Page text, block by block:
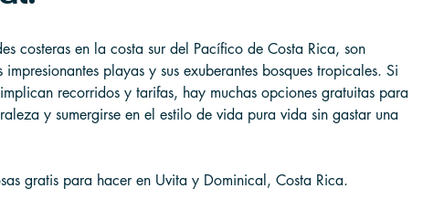
costeras en la costa sur del Pacífico de Costa Rica, son
playas y sus exuberantes bosques tropicales. Si
recorridos y tarifas, hay muchas opciones gratuitas para
y sumergirse en el estilo de vida pura vida sin gastar una
gratis para hacer en Uvita y Dominical, Costa Rica.